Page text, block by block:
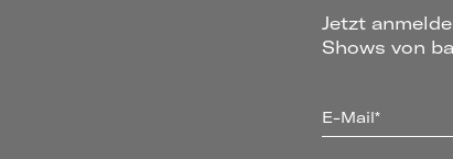
Jetzt
Shows von
E-Mail*